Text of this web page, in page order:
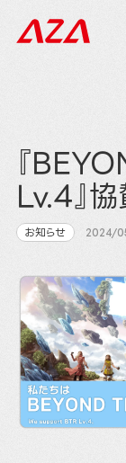
『
Lv.4』
お知らせ 2024/